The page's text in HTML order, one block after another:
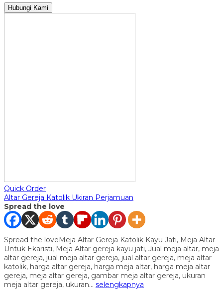
Hubungi Kami
Quick Order
Altar Gereja Katolik Ukiran Perjamuan
Spread the love
Spread the loveMeja Altar Gereja Katolik Kayu Jati, Meja Altar
Untuk Ekaristi, Meja Altar gereja kayu jati, Jual meja altar, meja
altar gereja, jual meja altar gereja, jual altar gereja, meja altar
katolik, harga altar gereja, harga meja altar, harga meja altar
gereja, meja altar gereja, gambar meja altar gereja, ukuran
meja altar gereja, ukuran… selengkapnya